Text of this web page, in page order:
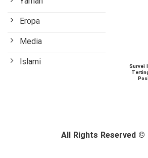
Eropa
Media
Islami
Survei
All Rights Reserved ©